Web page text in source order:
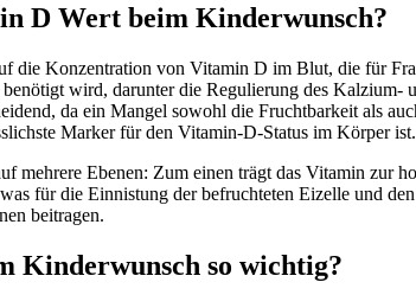
D Wert beim Kinderwunsch?
die Konzentration von Vitamin D im Blut, die für
wird, darunter die Regulierung des Kalzium-
da ein Mangel sowohl die Fruchtbarkeit als
Marker für den Vitamin-D-Status im Körper ist.
mehrere Ebenen: Zum einen trägt das Vitamin
für die Einnistung der befruchteten Eizelle und
beitragen.
Kinderwunsch so wichtig?